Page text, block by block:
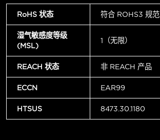
RoHS 状态 符合 ROHS3 规范
湿气敏感度等级
(MSL)
1（无限）
REACH 状态 非 REACH 产品
ECCN EAR99
HTSUS 8473.30.1180